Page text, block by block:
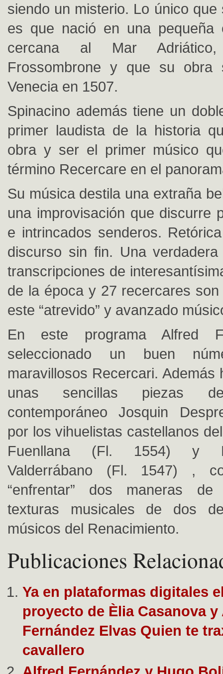
siendo un misterio. Lo único que
es que nació en una pequeña
cercana al Mar Adriático,
Frossombrone y que su obra
Venecia en 1507.
Spinacino además tiene un
primer laudista de la historia
obra y ser el primer músico
término Recercare en el
Su música destila una extraña
una improvisación que discurre
e intrincados senderos.
discurso sin fin. Una
transcripciones de
de la época y 27 recercares
este “atrevido” y avanzado
En este programa Alfred
seleccionado un buen
maravillosos Recercari. Además
unas sencillas piezas
contemporáneo Josquin
por los vihuelistas castellanos
Fuenllana (Fl. 1554) y
Valderrábano (Fl. 1547) ,
“enfrentar” dos maneras
texturas musicales de dos
músicos del Renacimiento.
Publicaciones
Ya en plataformas digitales
proyecto de Èlia Casanova y
Fernández Elvas Quien te
cavallero